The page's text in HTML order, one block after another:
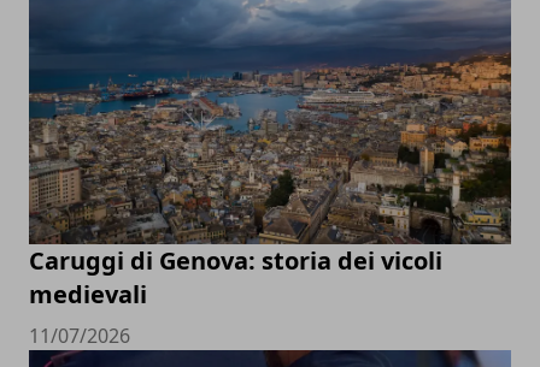
Caruggi di Genova: storia dei vicoli
medievali
11/07/2026